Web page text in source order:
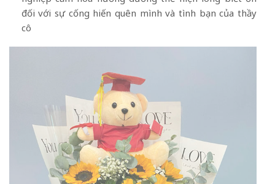
đối với sự cống hiến quên mình và tình bạn của thầy
cô